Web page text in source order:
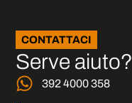
CONTATTACI
Serve aiuto?
392 4000 358